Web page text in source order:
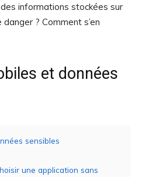
informations stockées sur
? Comment s’en
et données
sensibles
une application sans